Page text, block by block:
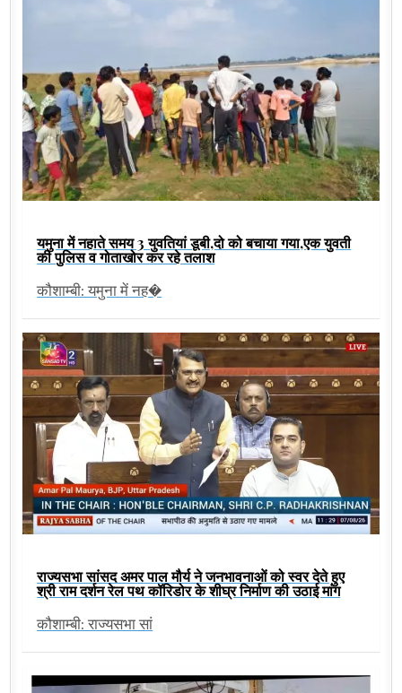
यमुना में नहाते समय 3 युवतियां डूबी,दो को बचाया गया,एक युवती
की पुलिस व गोताखोर कर रहे तलाश
कौशाम्बी: यमुना में नह�
राज्यसभा सांसद अमर पाल मौर्य ने जनभावनाओं को स्वर देते हुए
श्री राम दर्शन रेल पथ कॉरिडोर के शीघ्र निर्माण की उठाई मांग
कौशाम्बी: राज्यसभा सां